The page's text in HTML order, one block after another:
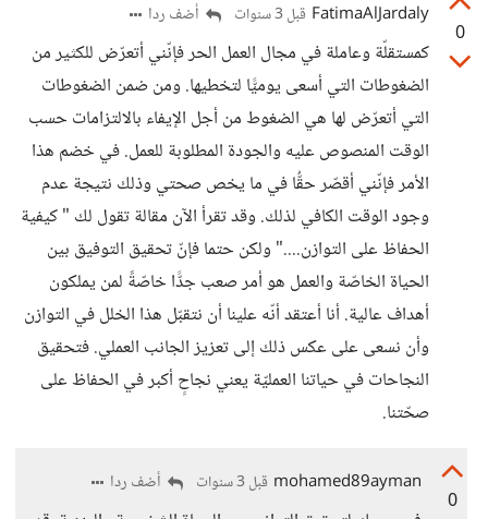
0
FatimaAlJardaly قبل 3 سنوات أضف ردا
كمستقلّة وعاملة في مجال العمل الحر فإنّني أتعرّض للكثير من
الضغوطات التي أسعى يوميًّا لتخطيها. ومن ضمن الضغوطات
التي أتعرّض لها هي الضغوط من أجل الإيفاء بالالتزامات حسب
الوقت المنصوص عليه والجودة المطلوبة للعمل. في خضم هذا
الأمر فإنّني أقصّر حقُّا في ما يخص صحتي وذلك نتيجة عدم
وجود الوقت الكافي لذلك. وقد تقرأ الآن مقالة تقول لك " كيفية
الحفاظ على التوازن...." ولكن حتما فإنّ تحقيق التوفيق بين
الحياة الخاصّة والعمل هو أمر صعب جدًّا خاصّةً لمن يملكون
أهداف عالية. أنا أعتقد أنّه علينا أن نتقبّل هذا الخلل في التوازن
وأن نسعى على عكس ذلك إلى تعزيز الجانب العملي. فتحقيق
النجاحات في حياتنا العمليّة يعني نجاحٍ أكبر في الحفاظ على
صحّتنا.
0
mohamed89ayman قبل 3 سنوات أضف ردا